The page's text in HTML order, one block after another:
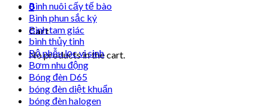
0
Cart
No products in the cart.
Bình nuôi cấy tế bào
Bình phun sắc ký
Bình tam giác
bình thủy tinh
Bộ phễu lọc vi sinh
Bơm nhu động
Bóng đèn D65
bóng đèn diệt khuẩn
bóng đèn halogen